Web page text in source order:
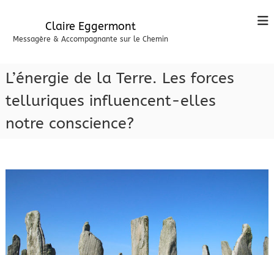
Claire Eggermont
Messagère & Accompagnante sur le Chemin
L’énergie de la Terre. Les forces
telluriques influencent-elles
notre conscience?